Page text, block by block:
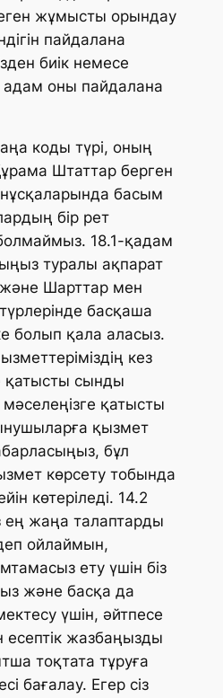
жұмысты орындау
пайдалана
биік немесе
адам оны пайдалана
коды түрі, оның
Штаттар берген
нұсқаларында басым
бір рет
18.1-қадам
туралы ақпарат
Шарттар мен
басқаша
болып қала аласыз.
кез
қатысты сынды
мәселеңізге қатысты
қызмет
бұл
көрсету тобында
көтеріледі. 14.2
ең жаңа талаптарды
ойлаймын,
ету үшін біз
және басқа да
үшін, әйтпесе
есептік жазбаңызды
тоқтата тұруға
бағалау. Егер сіз